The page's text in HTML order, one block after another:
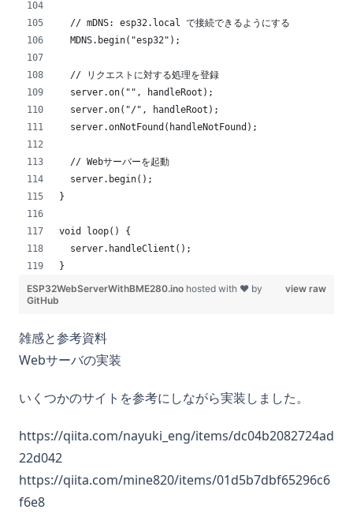
  // mDNS: esp32.local で接続できるようにする
  MDNS.begin("esp32");
  // リクエストに対する処理を登録
  server.on("", handleRoot);
  server.on("/", handleRoot);
  server.onNotFound(handleNotFound);
  // Webサーバーを起動
  server.begin();
}
void loop() {
  server.handleClient();
}
view raw
ESP32WebServerWithBME280.ino hosted with ❤ by
GitHub
雑感と参考資料
Webサーバの実装
いくつかのサイトを参考にしながら実装しました。
https://qiita.com/nayuki_eng/items/dc04b2082724ad
22d042
https://qiita.com/mine820/items/01d5b7dbf65296c6
f6e8